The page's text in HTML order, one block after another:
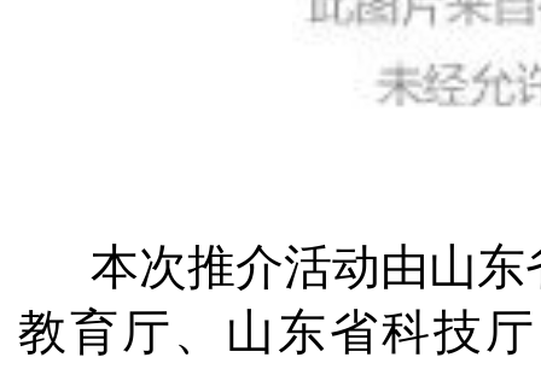
本次推介活动由山东
教育厅、山东省科技